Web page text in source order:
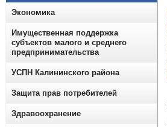
Экономика
Имущественная поддержка
субъектов малого и среднего
предпринимательства
УСПН Калининского района
Защита прав потребителей
Здравоохранение